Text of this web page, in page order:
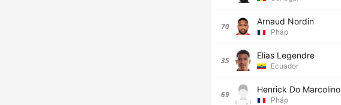
70 Arnaud Nordin
Pháp
35 Elias Legendre
Ecuador
69 Henrick Do Marcolino
Pháp